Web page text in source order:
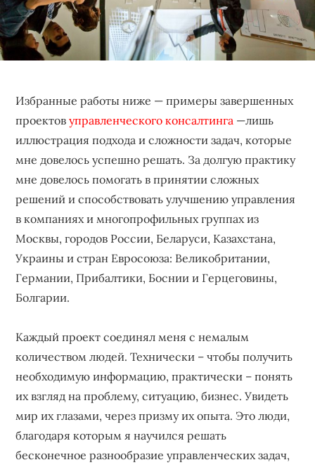
бизнеса,
создающее
устойчивые
Избранные работы ниже — примеры завершенных
проектовуправленческого консалтинга —лишь
иллюстрация подхода и сложности задач, которые
мне довелось успешно решать. За долгую практику
мне довелось помогать в принятии сложных
решений и способствовать улучшению управления
в компаниях и многопрофильных группах из
Москвы, городов России, Беларуси, Казахстана,
Украины и стран Евросоюза: Великобритании,
Германии, Прибалтики, Боснии и Герцеговины,
Болгарии.
Каждый проект соединял меня с немалым
количеством людей. Технически – чтобы получить
необходимую информацию, практически – понять
их взгляд на проблему, ситуацию, бизнес. Увидеть
мир их глазами, через призму их опыта. Это люди,
благодаря которым я научился решать
бесконечное разнообразие управленческих задач,